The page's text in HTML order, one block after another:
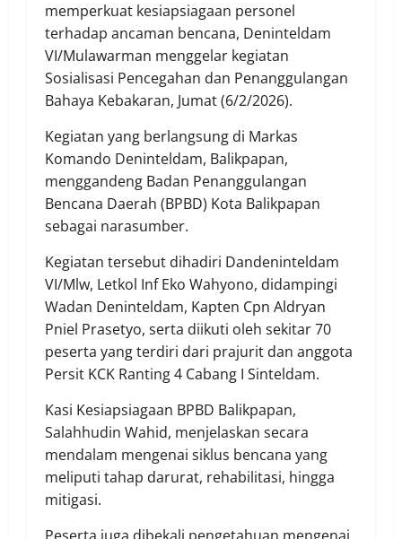
memperkuat kesiapsiagaan personel
terhadap ancaman bencana, Deninteldam
VI/Mulawarman menggelar kegiatan
Sosialisasi Pencegahan dan Penanggulangan
Bahaya Kebakaran, Jumat (6/2/2026).
Kegiatan yang berlangsung di Markas
Komando Deninteldam, Balikpapan,
menggandeng Badan Penanggulangan
Bencana Daerah (BPBD) Kota Balikpapan
sebagai narasumber.
​Kegiatan tersebut dihadiri Dandeninteldam
VI/Mlw, Letkol Inf Eko Wahyono, didampingi
Wadan Deninteldam, Kapten Cpn Aldryan
Pniel Prasetyo, serta diikuti oleh sekitar 70
peserta yang terdiri dari prajurit dan anggota
Persit KCK Ranting 4 Cabang I Sinteldam.
​Kasi Kesiapsiagaan BPBD Balikpapan,
Salahhudin Wahid, menjelaskan secara
mendalam mengenai siklus bencana yang
meliputi tahap darurat, rehabilitasi, hingga
mitigasi.